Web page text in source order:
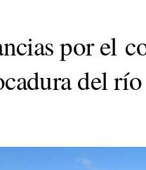
por el
del